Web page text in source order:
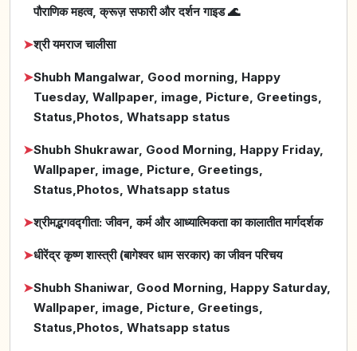
पौराणिक महत्व, क्रूज़ सफारी और दर्शन गाइड 🌊
➤श्री यमराज चालीसा
➤Shubh Mangalwar, Good morning, Happy
Tuesday, Wallpaper, image, Picture, Greetings,
Status,Photos, Whatsapp status
➤Shubh Shukrawar, Good Morning, Happy Friday,
Wallpaper, image, Picture, Greetings,
Status,Photos, Whatsapp status
➤श्रीमद्भगवद्गीता: जीवन, कर्म और आध्यात्मिकता का कालातीत मार्गदर्शक
➤धीरेंद्र कृष्ण शास्त्री (बागेश्वर धाम सरकार) का जीवन परिचय
➤Shubh Shaniwar, Good Morning, Happy Saturday,
Wallpaper, image, Picture, Greetings,
Status,Photos, Whatsapp status